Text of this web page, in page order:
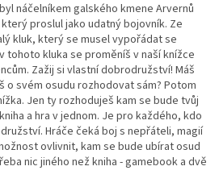
náčelníkem galského kmene Arvernů
proslul jako udatný bojovník. Ze
kluk, který se musel vypořádat se
tohoto kluka se proměníš v naší knížce
Zažij si vlastní dobrodružství! Máš
svém osudu rozhodovat sám? Potom
Jen ty rozhoduješ kam se bude tvůj
a hra v jednom. Je pro každého, kdo
Hráče čeká boj s nepřáteli, magií
ovlivnit, kam se bude ubírat osud
nic jiného než kniha - gamebook a dvě